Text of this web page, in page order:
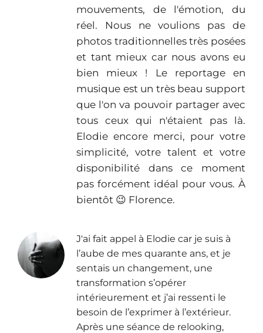
mouvements, de l'émotion, du
réel. Nous ne voulions pas de
photos traditionnelles très posées
et tant mieux car nous avons eu
bien mieux ! Le reportage en
musique est un très beau support
que l'on va pouvoir partager avec
tous ceux qui n'étaient pas là.
Elodie encore merci, pour votre
simplicité, votre talent et votre
disponibilité dans ce moment
pas forcément idéal pour vous. À
bientôt 😉 Florence.
J'ai fait appel à Elodie car je suis à
l’aube de mes quarante ans, et je
sentais un changement, une
transformation s’opérer
intérieurement et j’ai ressenti le
besoin de l’exprimer à l’extérieur.
Après une séance de relooking,